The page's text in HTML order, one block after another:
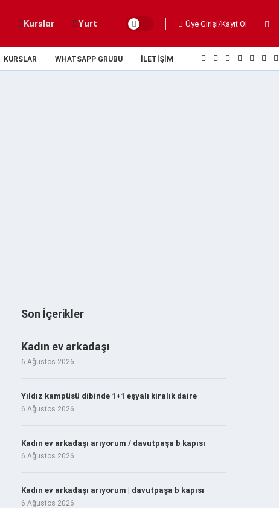
Kurslar Yurt Üye Girişi/Kayıt Ol
KURSLAR WHATSAPP GRUBU İLETIŞIM
Son İçerikler
Kadın ev arkadaşı
6 Ağustos 2026
Yıldız kampüsü dibinde 1+1 eşyalı kiralık daire
6 Ağustos 2026
Kadın ev arkadaşı arıyorum / davutpaşa b kapısı
6 Ağustos 2026
Kadın ev arkadaşı arıyorum | davutpaşa b kapısı
6 Ağustos 2026